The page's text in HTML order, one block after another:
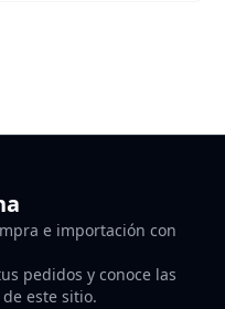
e importación con
pedidos y conoce las
este sitio.